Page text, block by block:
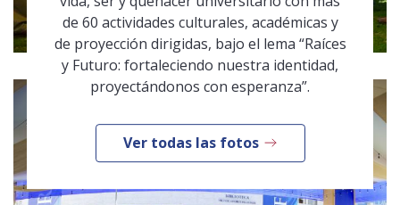
de 60 actividades culturales, académicas y
de proyección dirigidas, bajo el lema “Raíces
y Futuro: fortaleciendo nuestra identidad,
proyectándonos con esperanza”.
Ver todas las fotos